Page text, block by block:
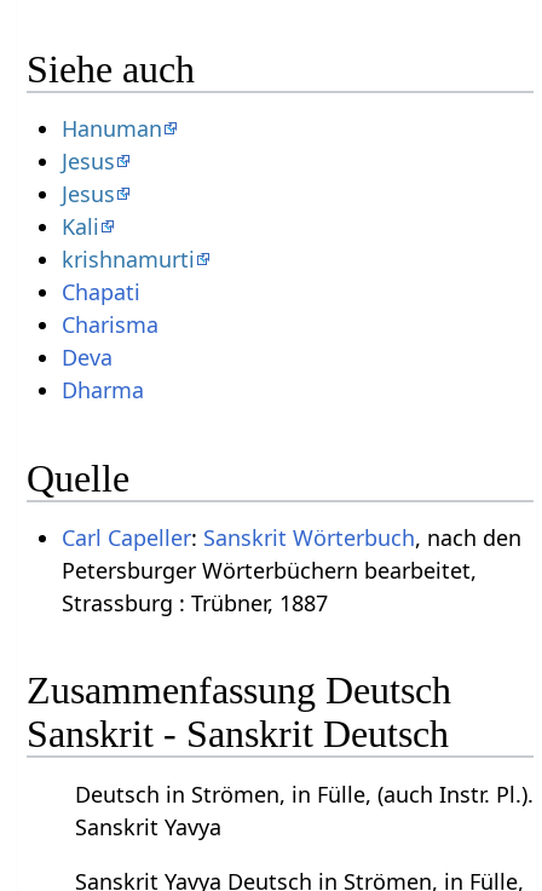
Siehe auch
Hanuman
Jesus
Jesus
Kali
krishnamurti
Chapati
Charisma
Deva
Dharma
Quelle
Carl Capeller: Sanskrit Wörterbuch, nach den
Petersburger Wörterbüchern bearbeitet,
Strassburg : Trübner, 1887
Zusammenfassung Deutsch
Sanskrit - Sanskrit Deutsch
Deutsch in Strömen, in Fülle, (auch Instr. Pl.).
Sanskrit Yavya
Sanskrit Yavya Deutsch in Strömen, in Fülle,